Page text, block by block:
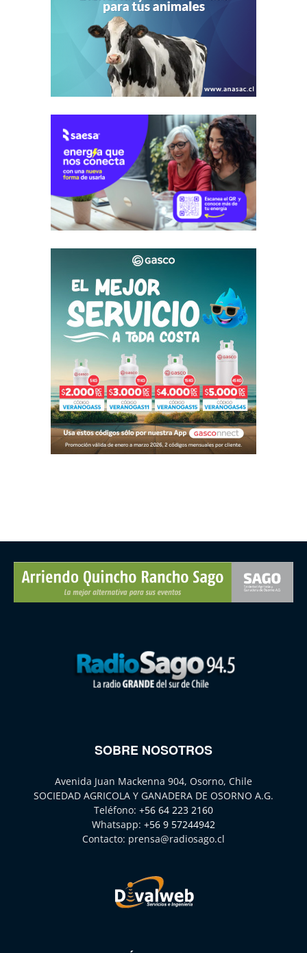
SOBRE NOSOTROS
Avenida Juan Mackenna 904, Osorno, Chile
SOCIEDAD AGRICOLA Y GANADERA DE OSORNO A.G.
Teléfono: +56 64 223 2160
Whatsapp: +56 9 57244942
Contacto: prensa@radiosago.cl